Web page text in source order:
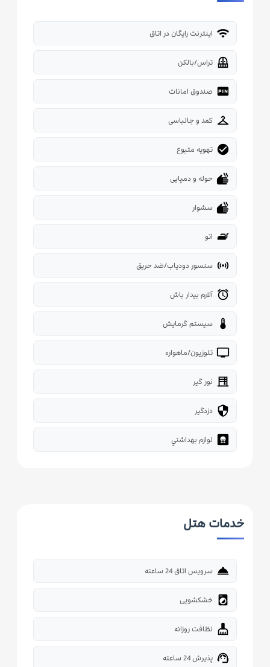
wifi اینترنت رایگان در اتاق
balcony تراس/بالکن
fiber_pin صندوق امانات
checkroom کمد و جالباسی
check_circle تهویه متبوع
dry حوله و دمپایی
dry سشوار
iron اتو
sensors سنسور دودیاب/ضد حریق
alarm آلارم بیدار باش
thermostat سیستم گرمایش
tv تلوزیون/ماهواره
blinds نور گیر
security دزدگیر
bathroom لوازم بهداشتي
خدمات هتل
room_service سرویس اتاق 24 ساعته
local_laundry_service خشکشویی
cleaning_services نظافت روزانه
support_agent پذیرش 24 ساعته